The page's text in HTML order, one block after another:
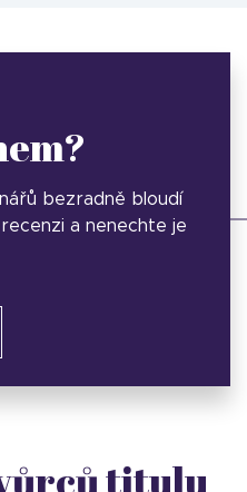
bezradně bloudí
a nenechte je
titulu